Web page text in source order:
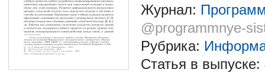
Журнал:
@programmnye-
Рубрика:
Статья в выпуске: